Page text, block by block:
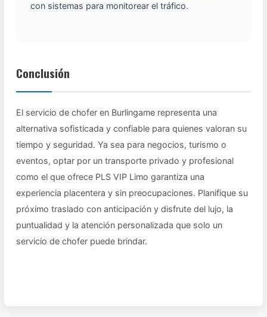
con sistemas para monitorear el tráfico.
Conclusión
El servicio de chofer en Burlingame representa una
alternativa sofisticada y confiable para quienes valoran su
tiempo y seguridad. Ya sea para negocios, turismo o
eventos, optar por un transporte privado y profesional
como el que ofrece PLS VIP Limo garantiza una
experiencia placentera y sin preocupaciones. Planifique su
próximo traslado con anticipación y disfrute del lujo, la
puntualidad y la atención personalizada que solo un
servicio de chofer puede brindar.